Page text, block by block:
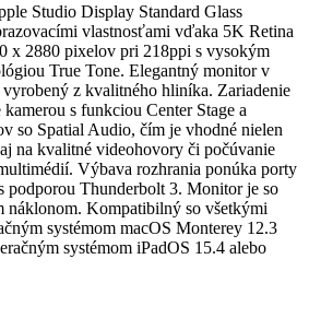
Studio Display Standard Glass
vlastnosťami vďaka 5K Retina
x 2880 pixelov pri 218ppi s vysokým
True Tone. Elegantný monitor v
z kvalitného hliníka. Zariadenie
s funkciou Center Stage a
so Spatial Audio, čím je vhodné nielen
na kvalitné videohovory či počúvanie
Výbava rozhrania ponúka porty
Thunderbolt 3. Monitor je so
náklonom. Kompatibilný so všetkými
systémom macOS Monterey 12.3
systémom iPadOS 15.4 alebo